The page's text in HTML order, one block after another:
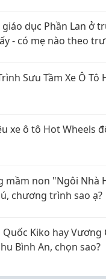
giáo dục Phần Lan ở
- có mẹ nào theo
Sưu Tầm Xe Ô Tô
xe ô tô Hot Wheels
mầm non "Ngôi Nhà
chương trình sao ạ?
Kiko hay Vương
Bình An, chọn sao?